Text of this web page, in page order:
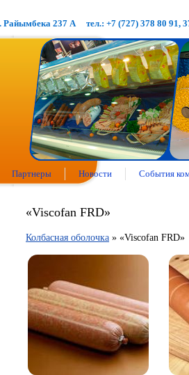
Райымбека 237 А тел.: +7 (727) 378 80 91,
Партнеры Новости События
«Viscofan FRD»
Колбасная оболочка » «Viscofan FRD»